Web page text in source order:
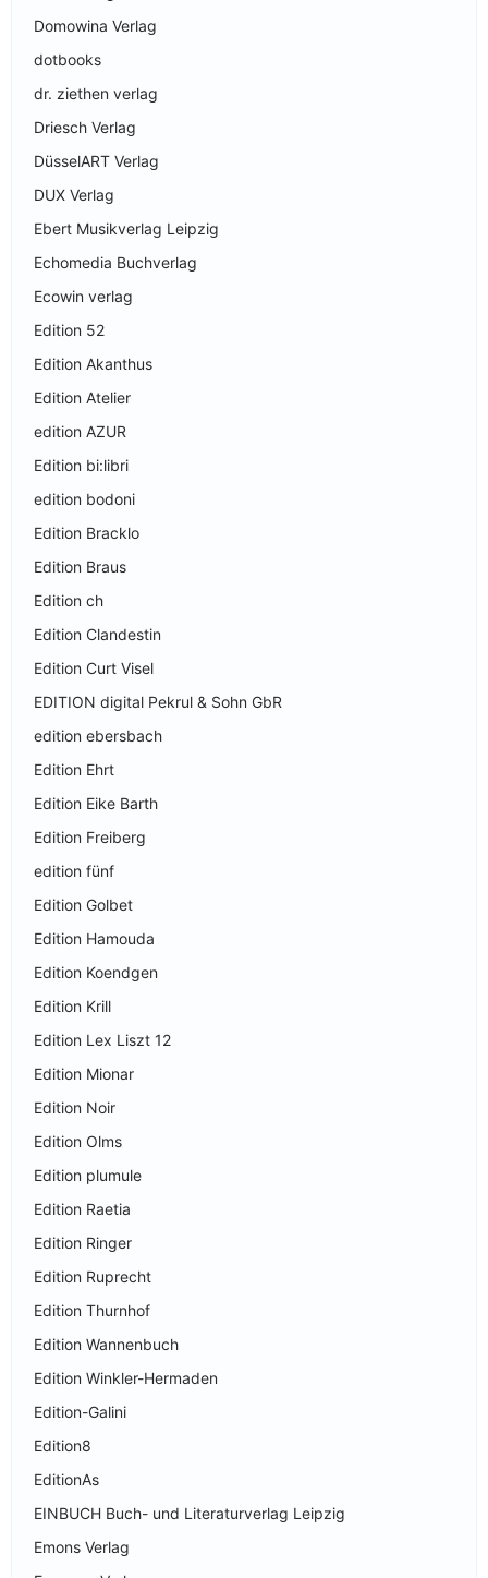
Domowina Verlag
dotbooks
dr. ziethen verlag
Driesch Verlag
DüsselART Verlag
DUX Verlag
Ebert Musikverlag Leipzig
Echomedia Buchverlag
Ecowin verlag
Edition 52
Edition Akanthus
Edition Atelier
edition AZUR
Edition bi:libri
edition bodoni
Edition Bracklo
Edition Braus
Edition ch
Edition Clandestin
Edition Curt Visel
EDITION digital Pekrul & Sohn GbR
edition ebersbach
Edition Ehrt
Edition Eike Barth
Edition Freiberg
edition fünf
Edition Golbet
Edition Hamouda
Edition Koendgen
Edition Krill
Edition Lex Liszt 12
Edition Mionar
Edition Noir
Edition Olms
Edition plumule
Edition Raetia
Edition Ringer
Edition Ruprecht
Edition Thurnhof
Edition Wannenbuch
Edition Winkler-Hermaden
Edition-Galini
Edition8
EditionAs
EINBUCH Buch- und Literaturverlag Leipzig
Emons Verlag